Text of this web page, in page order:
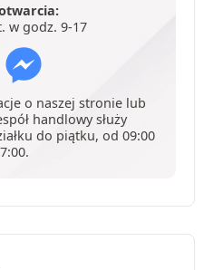
w godz. 9-17
o naszej stronie lub
handlowy służy
do piątku, od 09:00